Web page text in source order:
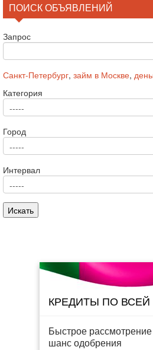
ПОИСК ОБЪЯВЛЕНИЙ
Запрос
Санкт-Петербург, займ в Москве,
Категория
Город
Интервал
КРЕДИТЫ ПО
Быстрое
шанс одобрения